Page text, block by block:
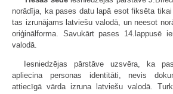
norādīja, ka pases datu lapā esot fiksēta
tas izrunājams latviešu valodā, un neesot
oriģinālforma. Savukārt pases 14.lappusē
valodā.
Iesniedzējas pārstāve uzsvēra, ka
apliecina personas identitāti, nevis
attiecīgā vārda izruna latviešu valodā.